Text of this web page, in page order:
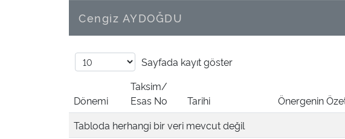
Cengiz AYDOĞDU
Sayfada kayıt göster
Dönemi
Taksim/
Esas No
Tarihi
Önergenin
Tabloda herhangi bir veri mevcut değil